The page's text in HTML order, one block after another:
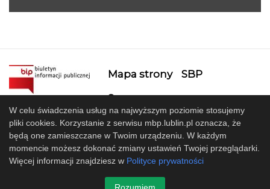
Mapa strony
SBP
Sponsorzy
Współpracujemy
© 2017 Miejska Biblioteka Publiczna im. Hieronima
Łopacińskiego w Lublinie
Projekt i wykonanieDesign-Joomla.pl
W celu świadczenia usług na najwyższym poziomie stosujemy
pliki cookies. Korzystanie z serwisu mbp.lublin.pl oznacza, że
będą one zamieszczane w Twoim urządzeniu. W każdym
momencie możesz dokonać zmiany ustawień Twojej przeglądarki.
Więcej informacji znajdziesz w Polityce prywatności